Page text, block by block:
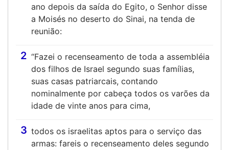
ano depois da saída do Egito, o Senhor disse
a Moisés no deserto do Sinai, na tenda de
reunião:
2 “Fazei o recenseamento de toda a assembléia
dos filhos de Israel segundo suas famílias,
suas casas patriarcais, contando
nominalmente por cabeça todos os varões da
idade de vinte anos para cima,
3 todos os israelitas aptos para o serviço das
armas: fareis o recenseamento deles segundo